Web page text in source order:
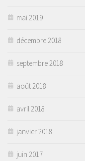
mai 2019
décembre 2018
septembre 2018
août 2018
avril 2018
janvier 2018
juin 2017